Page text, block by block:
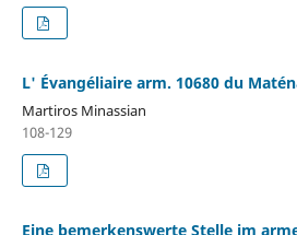
L' Évangéliaire arm. 10680 du
Martiros Minassian
108-129
Eine bemerkenswerte Stelle im